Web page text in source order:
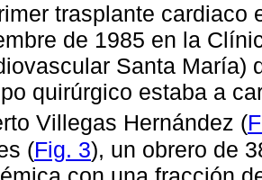
trasplante cardiaco
de 1985 en la
Santa María)
quirúrgico estaba a
Villegas Hernández (
(Fig. 3), un obrero de